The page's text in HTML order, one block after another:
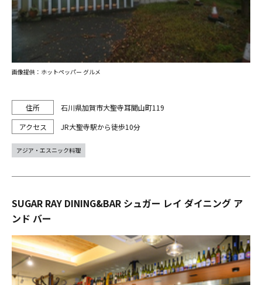
石川県加賀市大聖寺耳聞山町119
JR大聖寺駅から徒歩10分
画像提供：ホットペッパー グルメ
アジア・エスニック料理
SUGAR RAY DINING&BAR シュガー レイ ダイニング ア
ンド バー